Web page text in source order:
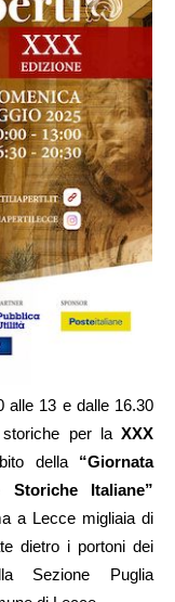
alle 13 e dalle 16.30
storiche per laXXX
della “Giornata
Storiche Italiane”
a Lecce migliaia di
dietro i portoni dei
Sezione Puglia